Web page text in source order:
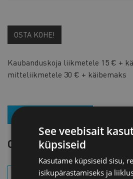
OSTA KOHE!
Kaubanduskoja liikmetele 15 € +
mitteliikmetele 30 € + käibemaks
LIITU UUDISKIRJAGA
OTSI SÜNDMUST
See veebisait
küpsiseid
Kasutame küpsiseid sisu,
isikupärastamiseks ja